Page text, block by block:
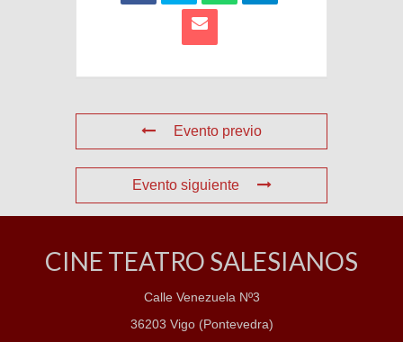
Evento previo
Evento siguiente
CINE TEATRO SALESIANOS
Calle Venezuela Nº3
36203 Vigo (Pontevedra)